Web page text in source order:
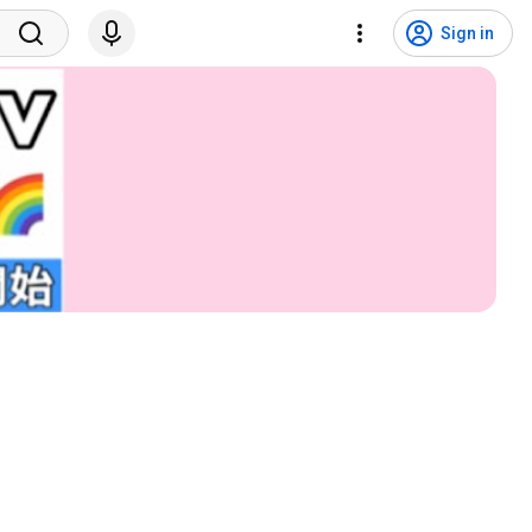
Sign in